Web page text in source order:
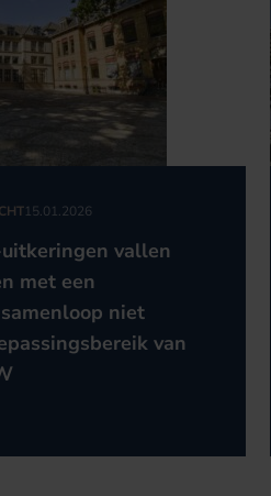
15.01.2026
vallen
met een
niet
van